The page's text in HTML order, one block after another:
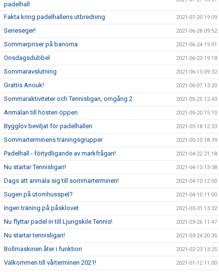
padelhall
Fakta kring padelhallens utbredning 2021-07-20 19:09
Serieseger! 2021-06-28 09:52
Sommarpriser på banorna 2021-06-24 19:01
Onsdagsdubbel 2021-06-23 19:18
Sommaravslutning 2021-06-15 09:32
Grattis Anouk! 2021-06-07 13:20
Sommaraktiviteter och Tennisligan, omgång 2 2021-05-25 12:43
Anmälan till hösten öppen 2021-05-20 15:10
Bygglov beviljat för padelhallen 2021-05-18 12:33
Sommarterminens träningsgrupper 2021-05-10 18:39
Padelhall - förtydligande av markfrågan! 2021-04-22 21:18
Nu startar Tennisligan! 2021-04-13 13:38
Dags att anmäla sig till sommarterminen! 2021-04-10 12:00
Sugen på utomhusspel? 2021-04-10 11:00
Ingen träning på påsklovet 2021-03-31 13:32
Nu flyttar padel in till Ljungskile Tennis! 2021-03-26 11:47
Nu startar tennisligan! 2021-03-24 20:35
Bollmaskinen åter i funktion 2021-02-23 13:25
Välkommen till vårterminen 2021! 2021-01-12 11:00